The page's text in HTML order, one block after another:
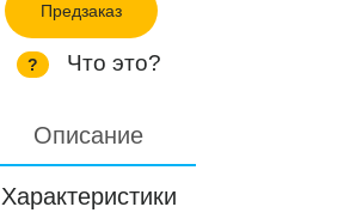
Предзаказ
? Что это?
Описание
Характеристики